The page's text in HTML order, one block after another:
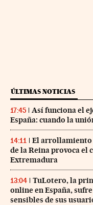
ÚLTIMAS NOTICIAS
17:45
Así funciona el
España: cuando la
14:11
El arrollamiento
de la Reina provoca el
Extremadura
13:04
TuLotero, la
online en España,
sensibles de sus